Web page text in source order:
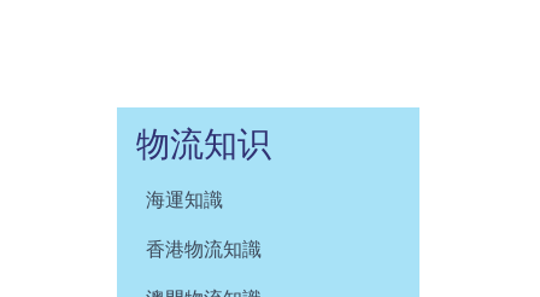
物流知识
海運知識
香港物流知識